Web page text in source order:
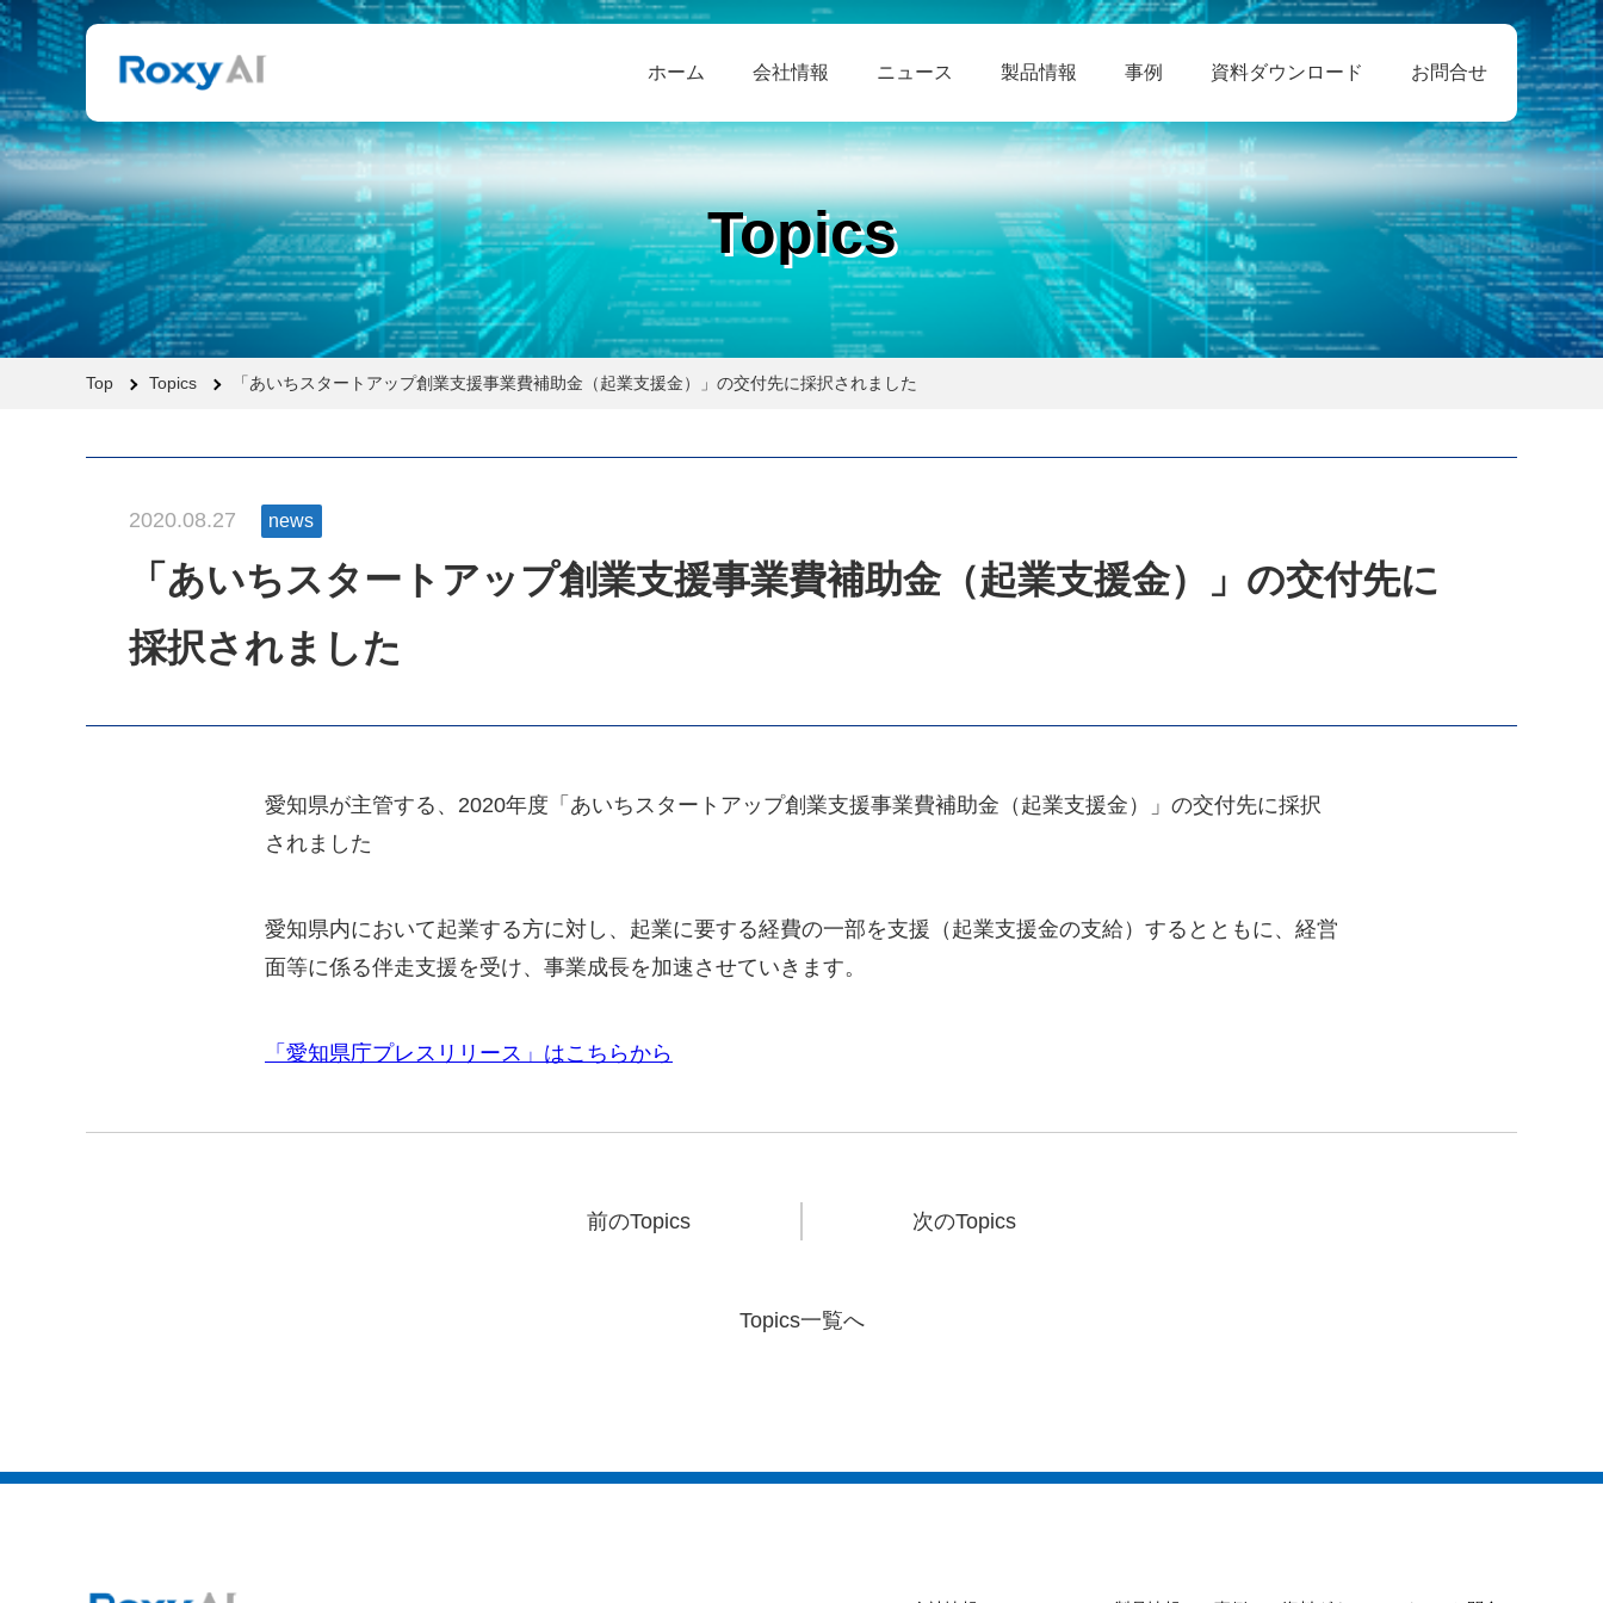
ホーム 会社情報 ニュース 製品情報 事例 資料ダウンロード お問合せ
Topics
Top Topics 「あいちスタートアップ創業支援事業費補助金（起業支援金）」の交付先に採択されました
2020.08.27 news
「あいちスタートアップ創業支援事業費補助金（起業支援金）」の交付先に
採択されました
愛知県が主管する、2020年度「あいちスタートアップ創業支援事業費補助金（起業支援金）」の交付先に採択
されました
愛知県内において起業する方に対し、起業に要する経費の一部を支援（起業支援金の支給）するとともに、経営
面等に係る伴走支援を受け、事業成長を加速させていきます。
「愛知県庁プレスリリース」はこちらから
前のTopics 次のTopics
Topics一覧へ